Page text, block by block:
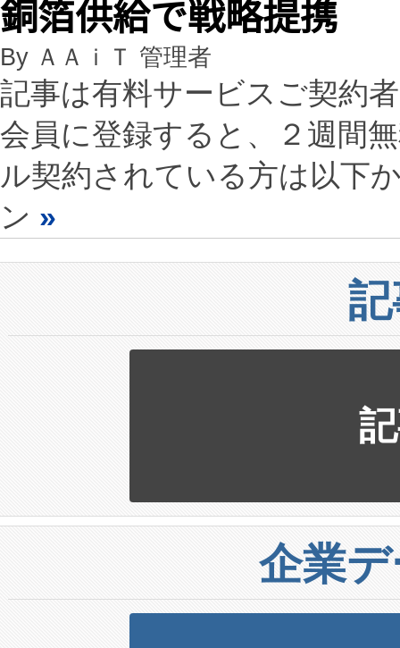
銅箔供給で戦略提携
By ＡＡｉＴ 管理者
記事は有料サービスご契約
会員に登録すると、２週間
ル契約されている方は以下
ン »
企業